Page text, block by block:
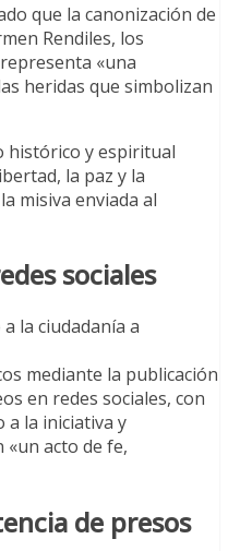
que la canonización de
Rendiles, los
«una
heridas que simbolizan
histórico y espiritual
la paz y la
misiva enviada al
sociales
la ciudadanía a
mediante la publicación
en redes sociales, con
la iniciativa y
acto de fe,
de presos